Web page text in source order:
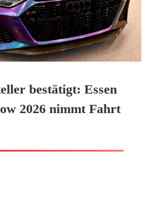
bestätigt: Essen
2026 nimmt Fahrt